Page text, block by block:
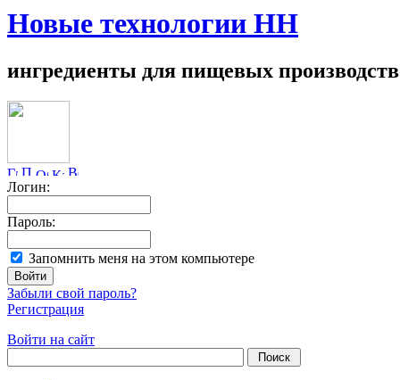
Новые технологии НН
ингредиенты для пищевых производств
Логин:
Пароль:
Запомнить меня на этом компьютере
Забыли свой пароль?
Регистрация
Войти на сайт